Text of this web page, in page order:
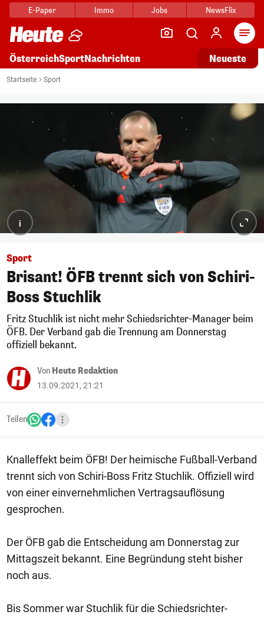
E-Paper Immo Jobs NewsFlix
ÖsterreichSportNachrichten Neueste
Startseite Sport
i
Sport
Brisant! ÖFB trennt sich von Schiri-
Boss Stuchlik
Fritz Stuchlik ist nicht mehr Schiedsrichter-Manager beim
ÖFB. Der Verband gab die Trennung am Donnerstag
offiziell bekannt.
Von Heute Redaktion
13.09.2021, 21:21
Teilen
Knalleffekt beim ÖFB! Der heimische Fußball-Verband
trennt sich von Schiri-Boss Fritz Stuchlik. Offiziell wird
von einer einvernehmlichen Vertragsauflösung
gesprochen.
Der ÖFB gab die Entscheidung am Donnerstag zur
Mittagszeit bekannt. Eine Begründung steht bisher
noch aus.
Bis Sommer war Stuchlik für die Schiedsrichter-